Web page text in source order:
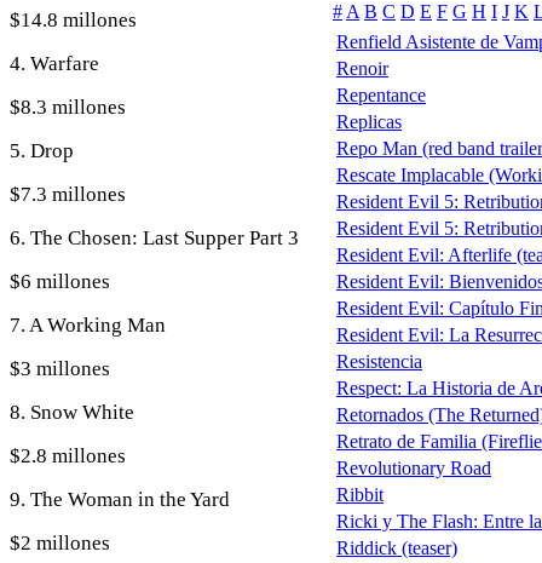
$14.8 millones
4. Warfare
$8.3 millones
5. Drop
$7.3 millones
6. The Chosen: Last Supper Part 3
$6 millones
7. A Working Man
$3 millones
8. Snow White
$2.8 millones
9. The Woman in the Yard
$2 millones
# A B C D E F G H I J K
Renfield Asistente de
Renoir
Repentance
Replicas
Repo Man (red band
Rescate Implacable
Resident Evil 5:
Resident Evil 5:
Resident Evil: Afterlife
Resident Evil:
Resident Evil: Capítulo
Resident Evil: La
Resistencia
Respect: La Historia de
Retornados (The
Retrato de Familia
Revolutionary Road
Ribbit
Ricki y The Flash: Entre
Riddick (teaser)